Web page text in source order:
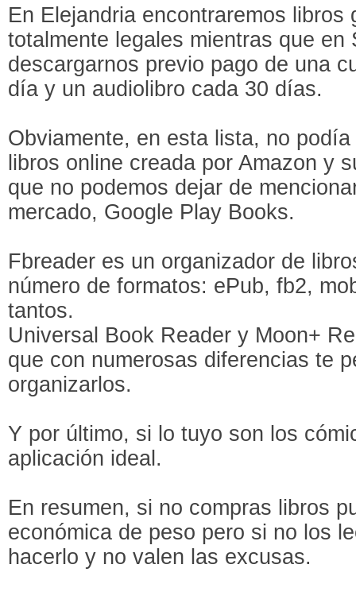
En Elejandria encontraremos libros
totalmente legales mientras que en
descargarnos previo pago de una
día y un audiolibro cada 30 días.
Obviamente, en esta lista, no
libros online creada por Amazon y
que no podemos dejar de
mercado, Google Play Books.
Fbreader es un organizador de
número de formatos: ePub, fb2,
tantos.
Universal Book Reader y Moon+
que con numerosas diferencias te
organizarlos.
Y por último, si lo tuyo son los
aplicación ideal.
En resumen, si no compras libros
económica de peso pero si no los
hacerlo y no valen las excusas.